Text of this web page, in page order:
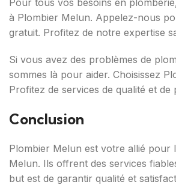
Pour tous vos besoins en
à Plombier Melun. Appelez-nous
gratuit. Profitez de notre expertise
Si vous avez des problèmes de
sommes là pour aider. Choisissez
Profitez de services de qualité et de
Conclusion
Plombier Melun est votre allié pour
Melun. Ils offrent des services
but est de garantir qualité et